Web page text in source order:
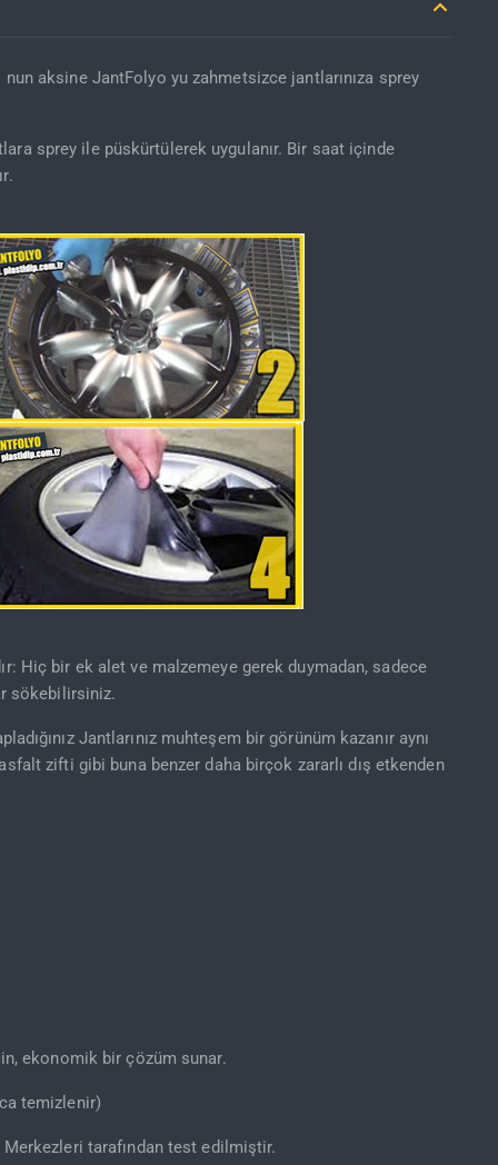
aksine JantFolyo yu zahmetsizce jantlarınıza sprey
sprey ile püskürtülerek uygulanır. Bir saat içinde
Hiç bir ek alet ve malzemeye gerek duymadan, sadece
sökebilirsiniz.
Jantlarınız muhteşem bir görünüm kazanır aynı
zifti gibi buna benzer daha birçok zararlı dış etkenden
ekonomik bir çözüm sunar.
temizlenir)
tarafından test edilmiştir.